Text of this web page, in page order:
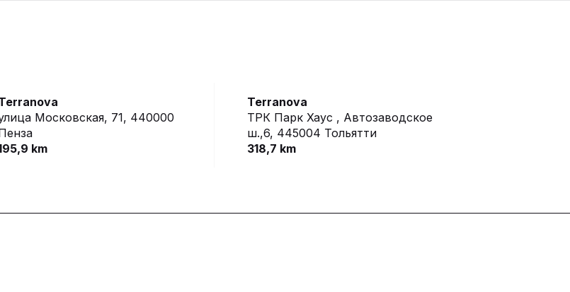
Московская, 71, 440000
km
Terranova
ТРК Парк Хаус , Автозаводское
ш.,6, 445004 Тольятти
318,7 km